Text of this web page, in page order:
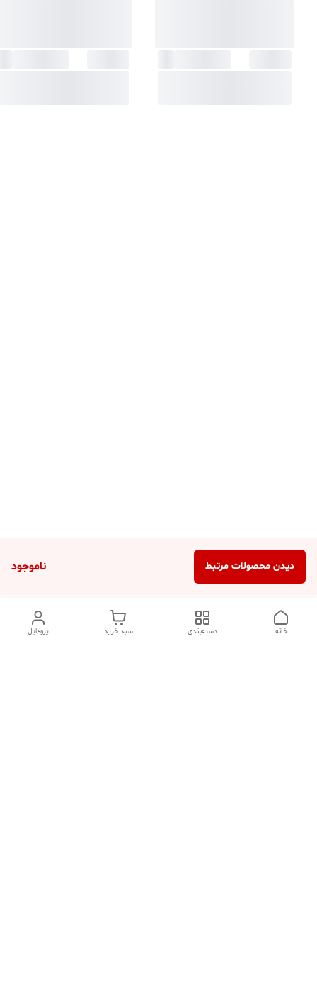
ناموجود دیدن محصولات مرتبط
پروفایل سبد خرید دسته‌بندی خانه